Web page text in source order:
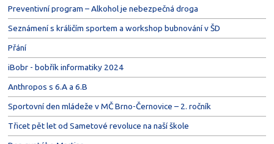
Preventivní program – Alkohol je nebezpečná droga
Seznámení s králičím sportem a workshop bubnování v ŠD
Přání
iBobr - bobřík informatiky 2024
Anthropos s 6.A a 6.B
Sportovní den mládeže v MČ Brno-Černovice – 2. ročník
Třicet pět let od Sametové revoluce na naší škole